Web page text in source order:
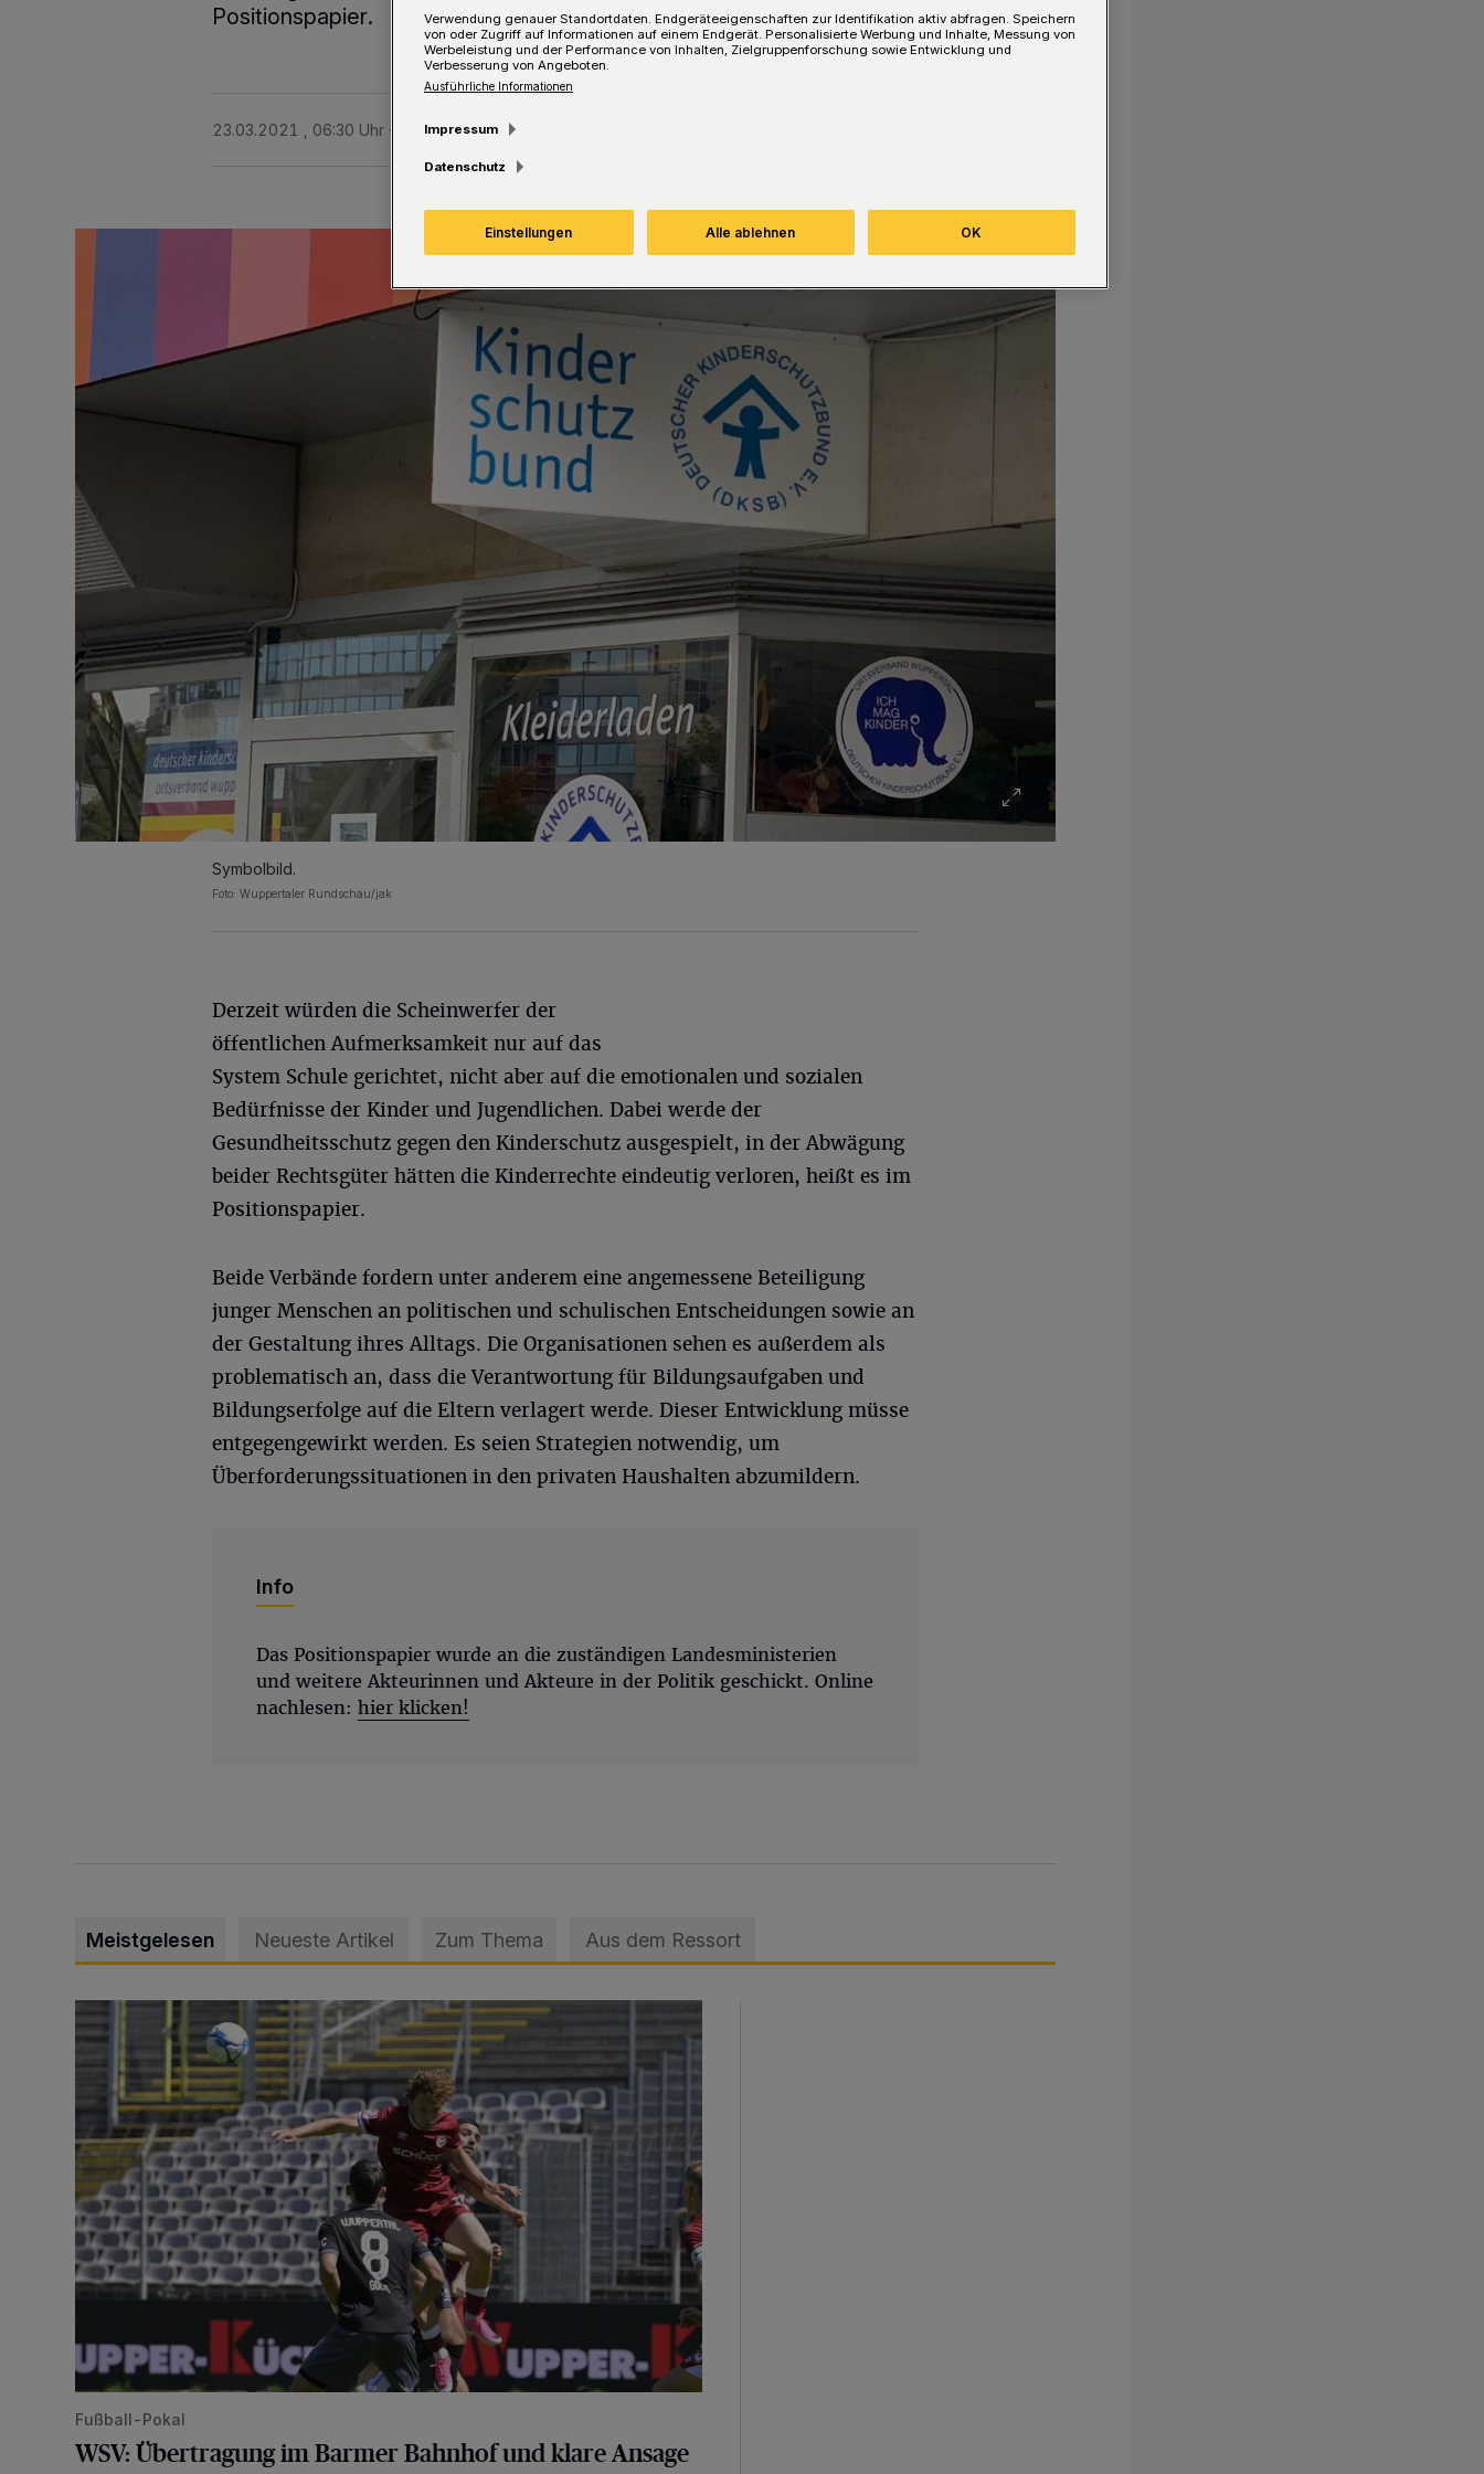
Positionspapier.
23.03.2021 , 06:30 Uhr Eine Minute Lesezeit
Symbolbild.
Foto: Wuppertaler Rundschau/jak
Derzeit würden die Scheinwerfer der
öffentlichen Aufmerksamkeit nur auf das
System Schule gerichtet, nicht aber auf die emotionalen und sozialen
Bedürfnisse der Kinder und Jugendlichen. Dabei werde der
Gesundheitsschutz gegen den Kinderschutz ausgespielt, in der Abwägung
beider Rechtsgüter hätten die Kinderrechte eindeutig verloren, heißt es im
Positionspapier.
Beide Verbände fordern unter anderem eine angemessene Beteiligung
junger Menschen an politischen und schulischen Entscheidungen sowie an
der Gestaltung ihres Alltags. Die Organisationen sehen es außerdem als
problematisch an, dass die Verantwortung für Bildungsaufgaben und
Bildungserfolge auf die Eltern verlagert werde. Dieser Entwicklung müsse
entgegengewirkt werden. Es seien Strategien notwendig, um
Überforderungssituationen in den privaten Haushalten abzumildern.
Info
Das Positionspapier wurde an die zuständigen Landesministerien
und weitere Akteurinnen und Akteure in der Politik geschickt. Online
nachlesen: hier klicken!
Meistgelesen Neueste Artikel Zum Thema Aus dem Ressort
WSV: Übertragung im Barmer Bahnhof und klare Ansage
Fußball-Pokal
WSV: Übertragung im Barmer Bahnhof und klare Ansage
Verwendung genauer Standortdaten. Endgeräteeigenschaften zur Identifikation aktiv abfragen. Speichern
von oder Zugriff auf Informationen auf einem Endgerät. Personalisierte Werbung und Inhalte, Messung von
Werbeleistung und der Performance von Inhalten, Zielgruppenforschung sowie Entwicklung und
Verbesserung von Angeboten.
Ausführliche Informationen
Impressum
Datenschutz
Einstellungen Alle ablehnen OK